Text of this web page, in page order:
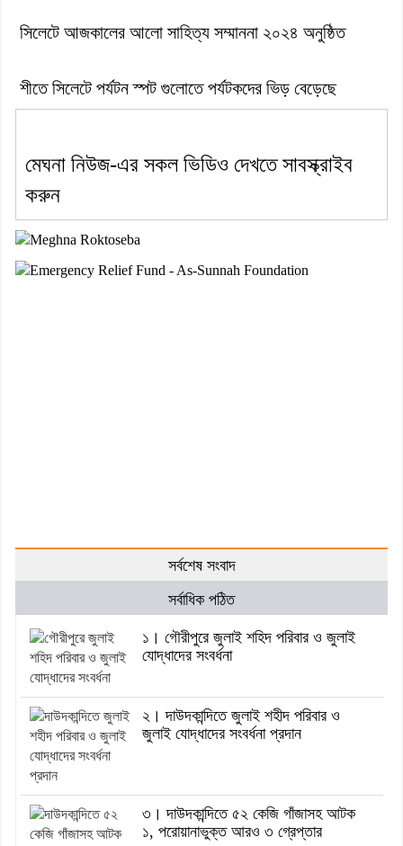
সিলেটে আজকালের আলো সাহিত্য সম্মাননা ২০২৪ অনুষ্ঠিত
শীতে সিলেটে পর্যটন স্পট গুলোতে পর্যটকদের ভিড় বেড়েছে
মেঘনা নিউজ-এর সকল ভিডিও দেখতে সাবস্ক্রাইব
করুন
সর্বশেষ সংবাদ
সর্বাধিক পঠিত
১। গৌরীপুরে জুলাই শহিদ পরিবার ও জুলাই
যোদ্ধাদের সংবর্ধনা
২। দাউদকান্দিতে জুলাই শহীদ পরিবার ও
জুলাই যোদ্ধাদের সংবর্ধনা প্রদান
৩। দাউদকান্দিতে ৫২ কেজি গাঁজাসহ আটক
১, পরোয়ানাভুক্ত আরও ৩ গ্রেপ্তার